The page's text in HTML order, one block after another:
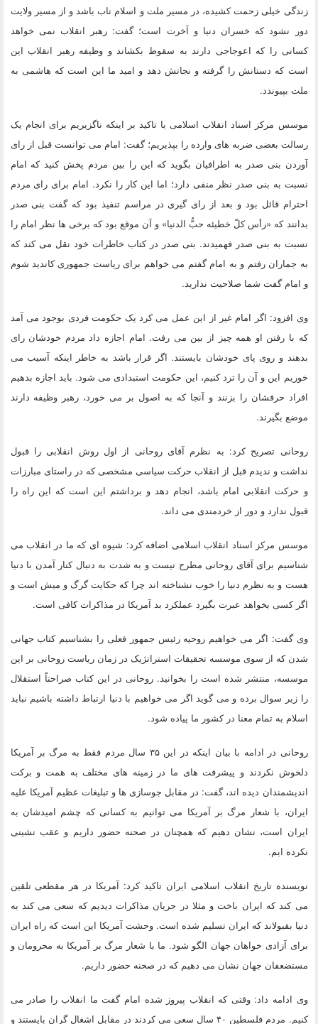
زندگی خیلی زحمت کشیده، در مسیر ملت و اسلام ناب باشد و از مسیر ولایت
دور نشود که خسران دنیا و آخرت است؛ گفت: رهبر انقلاب نمی خواهد
کسانی را که اعوجاجی دارند به سقوط بکشاند و وظیفه رهبر انقلاب این
است که دستانش را گرفته و نجاتش دهد و امید ما این است که هاشمی به
ملت بپیوندد.
موسس مرکز اسناد انقلاب اسلامی با تاکید بر اینکه ناگزیریم برای انجام یک
رسالت بعضی ضربه های وارده را بپذیریم؛ گفت: امام می توانست قبل از رای
آوردن بنی صدر به اطرافیان بگوید که این را بین مردم پخش کنید که امام
نسبت به بنی صدر نظر منفی دارد؛ اما این کار را نکرد. امام برای رای مردم
احترام قائل بود و بعد از رای گیری در مراسم تنفیذ بود که گفت بنی صدر
بدانند که «رأس کلّ خطیئه حبُّ الدنیا» و آن موقع بود که برخی ها نظر امام را
نسبت به بنی صدر فهمیدند. بنی صدر در کتاب خاطرات خود نقل می کند که
به جماران رفتم و به امام گفتم می خواهم برای ریاست جمهوری کاندید شوم
و امام گفت شما صلاحیت ندارید.
وی افزود: اگر امام غیر از این عمل می کرد یک حکومت فردی بوجود می آمد
که با رفتن او همه چیز از بین می رفت. امام اجازه داد مردم خودشان رای
بدهند و روی پای خودشان بایستند. اگر قرار باشد به خاطر اینکه آسیب می
خوریم این و آن را ترد کنیم، این حکومت استبدادی می شود. باید اجازه بدهیم
افراد حرفشان را بزنند و آنجا که به اصول بر می خورد، رهبر وظیفه دارند
موضع بگیرند.
روحانی تصریح کرد: به نظرم آقای روحانی از اول روش انقلابی را قبول
نداشت و ندیدم قبل از انقلاب حرکت سیاسی مشخصی که در راستای مبارزات
و حرکت انقلابی امام باشد، انجام دهد و برداشتم این است که این راه را
قبول ندارد و دور از خردمندی می داند.
موسس مرکز اسناد انقلاب اسلامی اضافه کرد: شیوه ای که ما در انقلاب می
شناسیم برای آقای روحانی مطرح نیست و به شدت به دنبال کنار آمدن با دنیا
هست و به نظرم دنیا را خوب نشناخته اند چرا که حکایت گرگ و میش است و
اگر کسی بخواهد عبرت بگیرد عملکرد بد آمریکا در مذاکرات کافی است.
وی گفت: اگر می خواهیم روحیه رئیس جمهور فعلی را بشناسیم کتاب جهانی
شدن که از سوی موسسه تحقیقات استراتژیک در زمان ریاست روحانی بر این
موسسه، منتشر شده است را بخوانید. روحانی در این کتاب صراحتاً استقلال
را زیر سوال برده و می گوید اگر می خواهیم با دنیا ارتباط داشته باشیم نباید
اسلام به تمام معنا در کشور ما پیاده شود.
روحانی در ادامه با بیان اینکه در این ۳۵ سال مردم فقط به مرگ بر آمریکا
دلخوش نکردند و پیشرفت های ما در زمینه های مختلف به همت و برکت
اندیشمندان دیده اند، گفت: در مقابل جوسازی ها و تبلیغات عظیم آمریکا علیه
ایران، با شعار مرگ بر آمریکا می توانیم به کسانی که چشم امیدشان به
ایران است، نشان دهیم که همچنان در صحنه حضور داریم و عقب نشینی
نکرده ایم.
نویسنده تاریخ انقلاب اسلامی ایران تاکید کرد: آمریکا در هر مقطعی تلقین
می کند که ایران باخت و مثلا در جریان مذاکرات دیدیم که سعی می کند به
دنیا بقبولاند که ایران تسلیم شده است. وحشت آمریکا این است که راه ایران
برای آزادی خواهان جهان الگو شود. ما با شعار مرگ بر آمریکا به محرومان و
مستضعفان جهان نشان می دهیم که در صحنه حضور داریم.
وی ادامه داد: وقتی که انقلاب پیروز شده امام گفت ما انقلاب را صادر می
کنیم. مردم فلسطین ۴۰ سال سعی می کردند در مقابل اشغال گران بایستند و